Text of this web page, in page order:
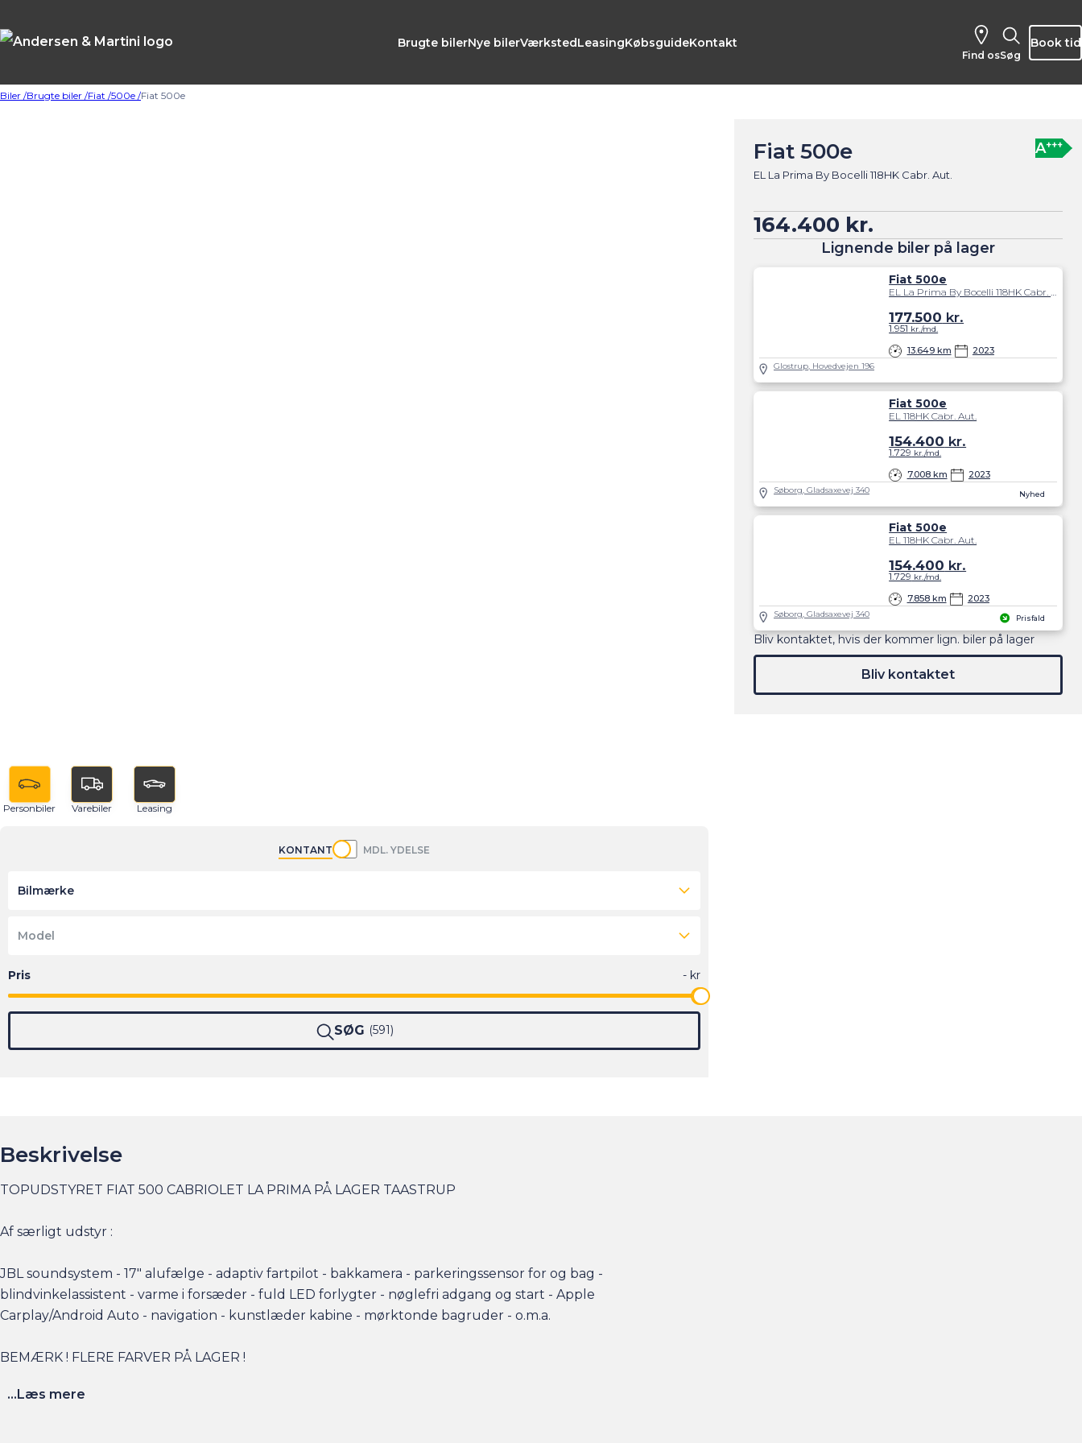
Brugte bilerNye bilerVærkstedLeasingKøbsguideKontakt
Find os Søg
Book tid
Biler /Brugte biler /Fiat /500e /Fiat 500e
Fiat 500e
EL La Prima By Bocelli 118HK Cabr. Aut.
A+++
164.400 kr.
Lignende biler på lager
Fiat 500e
13.649 km 2023
177.500 kr.
1.951 kr./md.
Glostrup, Hovedvejen 196
Nyhed
Fiat 500e
EL 118HK Cabr. Aut.
7.008 km 2023
154.400 kr.
1.729 kr./md.
Søborg, Gladsaxevej 340
Prisfald
Fiat 500e
EL 118HK Cabr. Aut.
7.858 km 2023
154.400 kr.
1.729 kr./md.
Søborg, Gladsaxevej 340
Bliv kontaktet, hvis der kommer lign. biler på lager
Bliv kontaktet
Personbiler Varebiler Leasing
KONTANT MDL. YDELSE
Bilmærke
Model
SØG 591
Beskrivelse
TOPUDSTYRET FIAT 500 CABRIOLET LA PRIMA PÅ LAGER TAASTRUP
Af særligt udstyr :
JBL soundsystem - 17" alufælge - adaptiv fartpilot - bakkamera - parkeringssensor for og bag -
blindvinkelassistent - varme i forsæder - fuld LED forlygter - nøglefri adgang og start - Apple
Carplay/Android Auto - navigation - kunstlæder kabine - mørktonde bagruder - o.m.a.
BEMÆRK ! FLERE FARVER PÅ LAGER !
Elbilsinfo:
...Læs mere